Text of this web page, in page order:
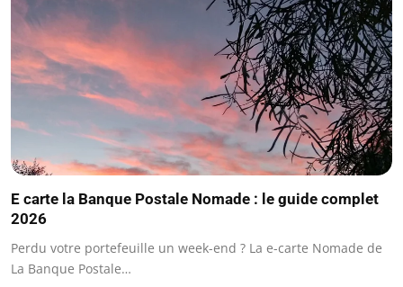
E carte la Banque Postale Nomade : le guide complet
2026
Perdu votre portefeuille un week-end ? La e-carte Nomade de
La Banque Postale…